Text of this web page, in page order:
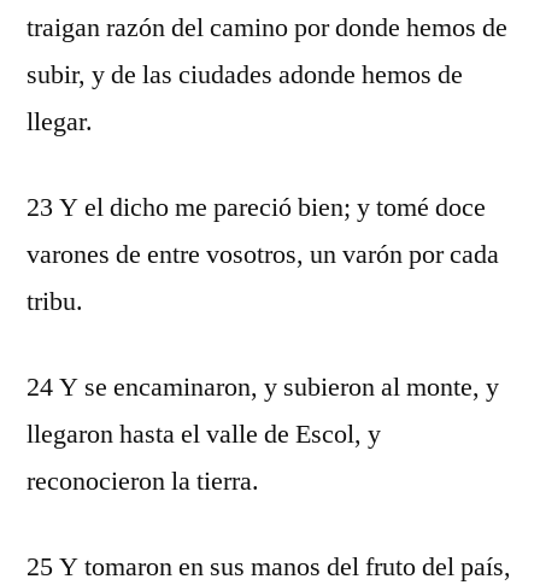
traigan razón del camino por donde hemos de
subir, y de las ciudades adonde hemos de
llegar.
23 Y el dicho me pareció bien; y tomé doce
varones de entre vosotros, un varón por cada
tribu.
24 Y se encaminaron, y subieron al monte, y
llegaron hasta el valle de Escol, y
reconocieron la tierra.
25 Y tomaron en sus manos del fruto del país,